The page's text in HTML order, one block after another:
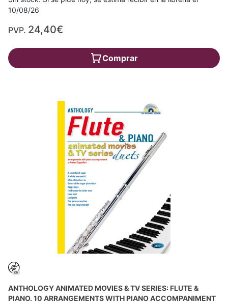
10/08/26
PVP. 24,40€
Comprar
ANTHOLOGY ANIMATED MOVIES & TV SERIES: FLUTE &
PIANO. 10 ARRANGEMENTS WITH PIANO ACCOMPANIMENT